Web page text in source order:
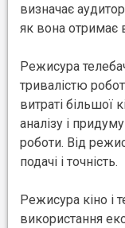
визначає
як вона отримає
Режисура
тривалістю
витраті більшої
аналізу і
роботи. Від
подачі і точність.
Режисура кіно і
використання